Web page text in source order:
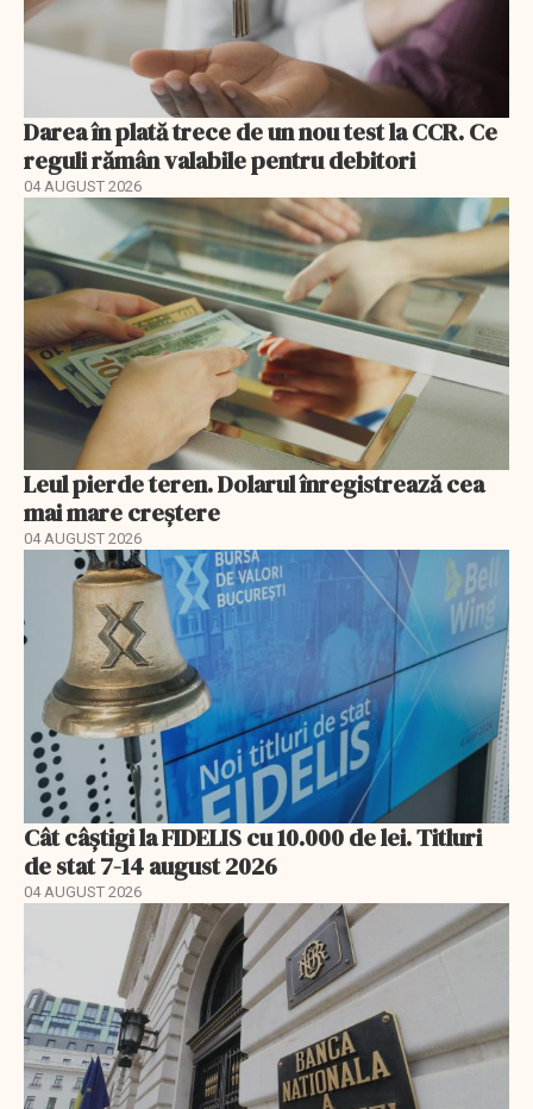
Darea în plată trece de un nou test la CCR. Ce
reguli rămân valabile pentru debitori
04 AUGUST 2026
Leul pierde teren. Dolarul înregistrează cea
mai mare creștere
04 AUGUST 2026
Cât câștigi la FIDELIS cu 10.000 de lei. Titluri
de stat 7-14 august 2026
04 AUGUST 2026